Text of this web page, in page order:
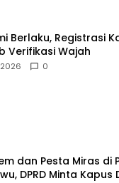
Berlaku, Registrasi
Verifikasi Wajah
0
dan Pesta Miras di
DPRD Minta Kapus